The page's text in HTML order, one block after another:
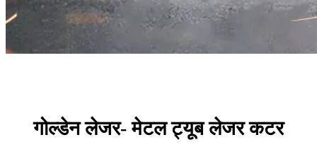
गोल्डेन लेजर- मेटल ट्यूब लेजर कटर